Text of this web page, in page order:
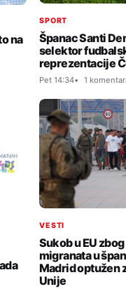
na
SPORT
Španac Santi
selektor
reprezentacije
Pet 14:34 1
VESTI
Sukob u EU
migranata u
Madrid optužen
Unije